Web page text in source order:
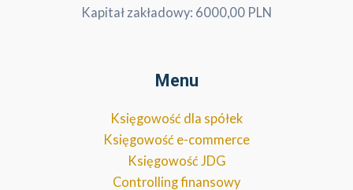
Kapitał zakładowy: 6000,00 PLN
Menu
Księgowość dla spółek
Księgowość e-commerce
Księgowość JDG
Controlling finansowy